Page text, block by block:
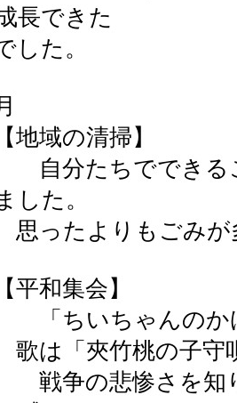
長できた
した。
域の清掃】
たちでできるこ
した。
たよりもごみが多
和集会】
いちゃんのかげ
「夾竹桃の子守
の悲惨さを知り